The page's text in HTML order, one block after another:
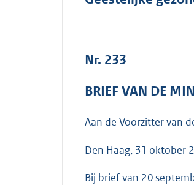
Nr. 233
BRIEF VAN DE
Aan de Voorzitter van
Den Haag, 31 oktober
Bij brief van 20